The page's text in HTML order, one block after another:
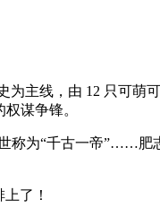
为主线，由 12 只可萌
谋争锋。
称为“千古一帝”……肥
了！